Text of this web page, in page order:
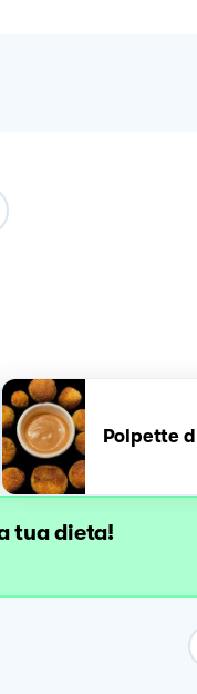
Polpette
tua dieta!